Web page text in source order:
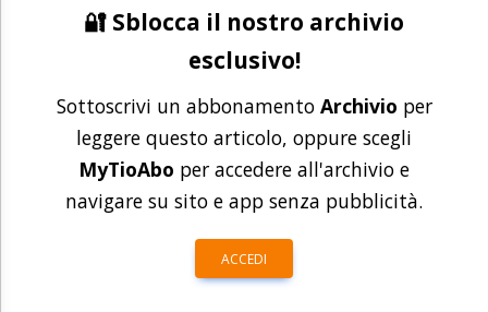
🔐 Sblocca il nostro archivio
esclusivo!
Sottoscrivi un abbonamento Archivio per
leggere questo articolo, oppure scegli
MyTioAbo per accedere all'archivio e
navigare su sito e app senza pubblicità.
ACCEDI